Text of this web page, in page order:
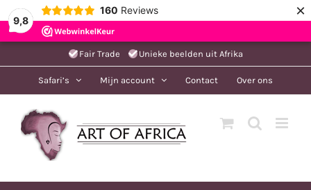
9,8
160 Reviews ×
naar
Fair Trade Unieke beelden uit Afrika
Safari’s Mijn account Contact Over ons